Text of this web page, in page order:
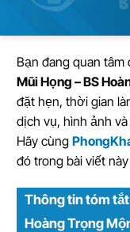
Bạn đang quan
Mũi Họng – BS
đặt hẹn, thời gian
dịch vụ, hình ảnh
Hãy cùng
đó trong bài viết
Thông tin tóm tắt
Hoàng Trọng